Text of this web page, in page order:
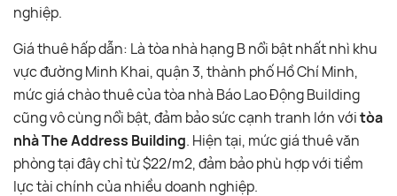
nghiệp.
Giá thuê hấp dẫn: Là tòa nhà hạng B nổi bật nhất nhì khu
vực đường Minh Khai, quận 3, thành phố Hồ Chí Minh,
mức giá chào thuê của tòa nhà Báo Lao Động Building
cũng vô cùng nổi bật, đảm bảo sức cạnh tranh lớn vớitòa
nhà The Address Building. Hiện tại, mức giá thuê văn
phòng tại đây chỉ từ $22/m2, đảm bảo phù hợp với tiềm
lực tài chính của nhiều doanh nghiệp.